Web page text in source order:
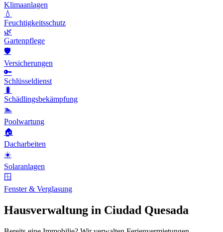
Klimaanlagen
💧
Feuchtigkeitsschutz
🌿
Gartenpflege
🛡️
Versicherungen
🔑
Schlüsseldienst
🐛
Schädlingsbekämpfung
🏊
Poolwartung
🏠
Dacharbeiten
☀️
Solaranlagen
🪟
Fenster & Verglasung
Hausverwaltung in Ciudad Quesada